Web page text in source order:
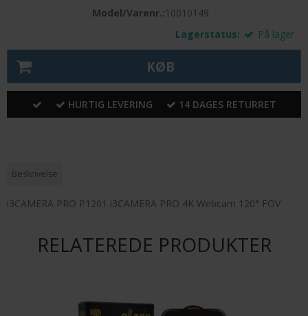
Model/Varenr.:10010149
Lagerstatus:
På lager
KØB
HURTIG LEVERING 14 DAGES RETURRET
Beskrivelse
i3CAMERA PRO P1201 i3CAMERA PRO 4K Webcam 120° FOV
RELATEREDE PRODUKTER